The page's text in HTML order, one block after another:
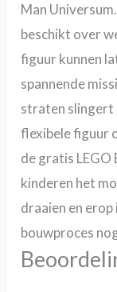
Man
beschikt over
figuur kunnen
spannende
straten slingert
flexibele figuur
de gratis LEGO
kinderen het
draaien en
bouwproces